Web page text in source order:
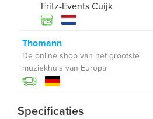
Fritz-Events Cuijk
Thomann
De online shop van het grootste
muziekhuis van Europa
Specificaties